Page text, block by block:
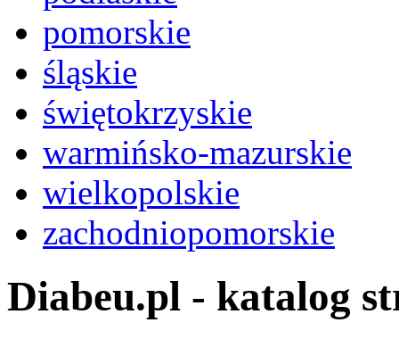
pomorskie
śląskie
świętokrzyskie
warmińsko-mazurskie
wielkopolskie
zachodniopomorskie
Diabeu.pl - katalog